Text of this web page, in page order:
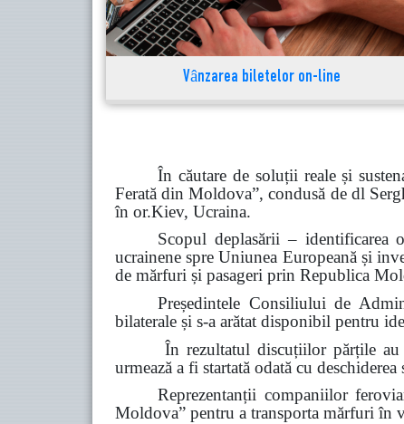
Vânzarea biletelor on-line
În căutare de soluții reale și
Ferată din Moldova”, condusă de dl
în or.Kiev, Ucraina.
Scopul deplasării –
ucrainene spre Uniunea Europeană și
de mărfuri și pasageri prin Republica
Președintele Consiliului de
bilaterale și s-a arătat disponibil pentru
În rezultatul discuțiilor părțile au
urmează a fi startată odată cu
Reprezentanții companiilor
Moldova” pentru a transporta mărfuri în